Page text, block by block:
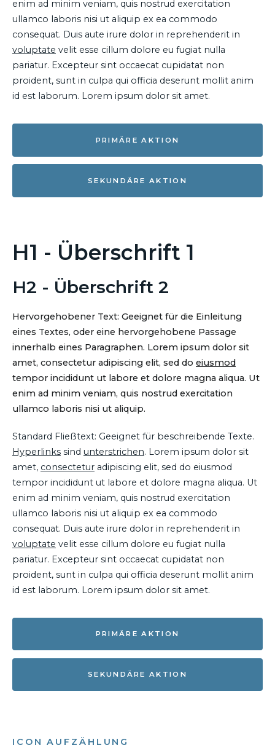
enim ad minim veniam, quis nostrud exercitation
ullamco laboris nisi ut aliquip ex ea commodo
consequat. Duis aute irure dolor in reprehenderit in
voluptate velit esse cillum dolore eu fugiat nulla
pariatur. Excepteur sint occaecat cupidatat non
proident, sunt in culpa qui officia deserunt mollit anim
id est laborum. Lorem ipsum dolor sit amet.
PRIMÄRE AKTION
SEKUNDÄRE AKTION
H1 - Überschrift 1
H2 - Überschrift 2
Hervorgehobener Text: Geeignet für die Einleitung
eines Textes, oder eine hervorgehobene Passage
innerhalb eines Paragraphen. Lorem ipsum dolor sit
amet, consectetur adipiscing elit, sed do eiusmod
tempor incididunt ut labore et dolore magna aliqua. Ut
enim ad minim veniam, quis nostrud exercitation
ullamco laboris nisi ut aliquip.
Standard Fließtext: Geeignet für beschreibende Texte.
Hyperlinks sind unterstrichen. Lorem ipsum dolor sit
amet, consectetur adipiscing elit, sed do eiusmod
tempor incididunt ut labore et dolore magna aliqua. Ut
enim ad minim veniam, quis nostrud exercitation
ullamco laboris nisi ut aliquip ex ea commodo
consequat. Duis aute irure dolor in reprehenderit in
voluptate velit esse cillum dolore eu fugiat nulla
pariatur. Excepteur sint occaecat cupidatat non
proident, sunt in culpa qui officia deserunt mollit anim
id est laborum. Lorem ipsum dolor sit amet.
PRIMÄRE AKTION
SEKUNDÄRE AKTION
ICON AUFZÄHLUNG